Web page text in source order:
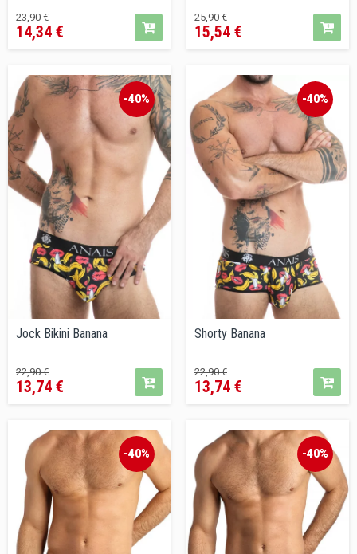
Prezzo
base
23,90 €Prezzo
14,34 €
Prezzo
base
25,90 €Prezzo
15,54 €
-40%
Jock Bikini Banana
Prezzo
base
22,90 €Prezzo
13,74 €
-40%
Shorty Banana
Prezzo
base
22,90 €Prezzo
13,74 €
-40% -40%